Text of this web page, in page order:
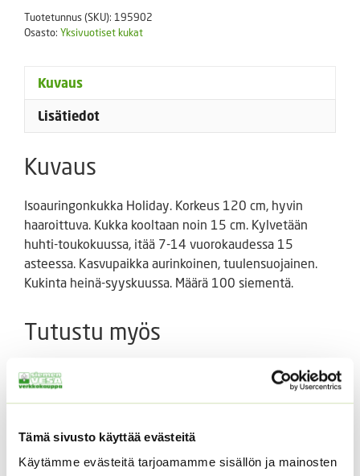
Tämä sivusto käyttää evästeitä
Käytämme evästeitä tarjoamamme sisällön ja mainosten
määrä
Tuotetunnus (SKU): 195902
Osasto: Yksivuotiset kukat
Kuvaus
Lisätiedot
Kuvaus
Isoauringonkukka Holiday. Korkeus 120 cm, hyvin
haaroittuva. Kukka kooltaan noin 15 cm. Kylvetään
huhti-toukokuussa, itää 7-14 vuorokaudessa 15
asteessa. Kasvupaikka aurinkoinen, tuulensuojainen.
Kukinta heinä-syyskuussa. Määrä 100 siementä.
Tutustu myös